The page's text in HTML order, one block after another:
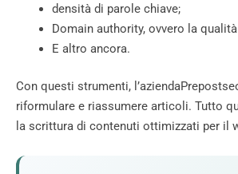
densità di parole chiave;
Domain authority, ovvero la
E altro ancora.
Con questi strumenti,
riformulare e riassumere articoli. Tutto
la scrittura di contenuti ottimizzati per il